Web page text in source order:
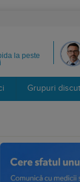
la peste
Grupuri